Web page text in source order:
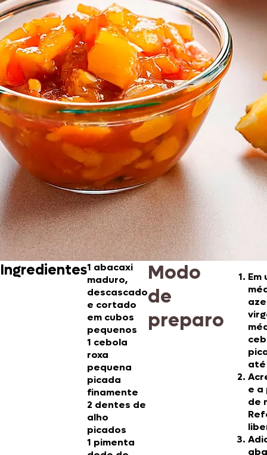
Ingredientes1 abacaxi
maduro,
descascado
e cortado
em cubos
pequenos
1 cebola
roxa
pequena
picada
finamente
2 dentes de
alho
picados
1 pimenta
Modo
de
preparo
Em
e a
de